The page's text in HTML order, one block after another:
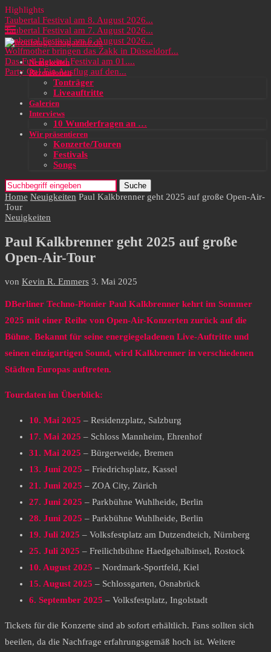
Highlights
Taubertal Festival am 8. August 2026...
Taubertal Festival am 7. August 2026...
Taubertal Festival am 6. August 2026...
Wolfmother bringen das Zakk in Düsseldorf...
Das Full Rewind Festival am 01....
Party On! Ein Ausflug auf den...
Neuigkeiten
Rezensionen
Tonträger
Liveauftritte
Galerien
Interviews
10 Wunderfragen an …
Wir präsentieren
Konzerte/Touren
Festivals
Songs
Suche
Home Neuigkeiten Paul Kalkbrenner geht 2025 auf große Open-Air-
Tour
Neuigkeiten
Paul Kalkbrenner geht 2025 auf große
Open-Air-Tour
von Kevin R. Emmers 3. Mai 2025
DBerliner Techno-Pionier Paul Kalkbrenner kehrt im Sommer
2025 mit einer Reihe von Open-Air-Konzerten zurück auf die
Bühne. Bekannt für seine energiegeladenen Live-Auftritte und
seinen einzigartigen Sound, wird Kalkbrenner in verschiedenen
Städten Europas auftreten.​
Tourdaten im Überblick:​
10. Mai 2025 – Residenzplatz, Salzburg
17. Mai 2025 – Schloss Mannheim, Ehrenhof
31. Mai 2025 – Bürgerweide, Bremen
13. Juni 2025 – Friedrichsplatz, Kassel
21. Juni 2025 – ZOA City, Zürich
27. Juni 2025 – Parkbühne Wuhlheide, Berlin
28. Juni 2025 – Parkbühne Wuhlheide, Berlin
19. Juli 2025 – Volksfestplatz am Dutzendteich, Nürnberg
25. Juli 2025 – Freilichtbühne Haedgehalbinsel, Rostock
10. August 2025 – Nordmark-Sportfeld, Kiel
15. August 2025 – Schlossgarten, Osnabrück
6. September 2025 – Volksfestplatz, Ingolstadt​
Tickets für die Konzerte sind ab sofort erhältlich. Fans sollten sich
beeilen, da die Nachfrage erfahrungsgemäß hoch ist. Weitere